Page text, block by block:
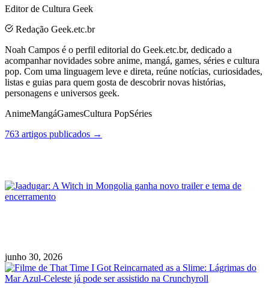
Editor de Cultura Geek
Redação Geek.etc.br
Noah Campos é o perfil editorial do Geek.etc.br, dedicado a
acompanhar novidades sobre anime, mangá, games, séries e cultura
pop. Com uma linguagem leve e direta, reúne notícias, curiosidades,
listas e guias para quem gosta de descobrir novas histórias,
personagens e universos geek.
AnimeMangáGamesCultura PopSéries
763 artigos publicados →
junho 30, 2026